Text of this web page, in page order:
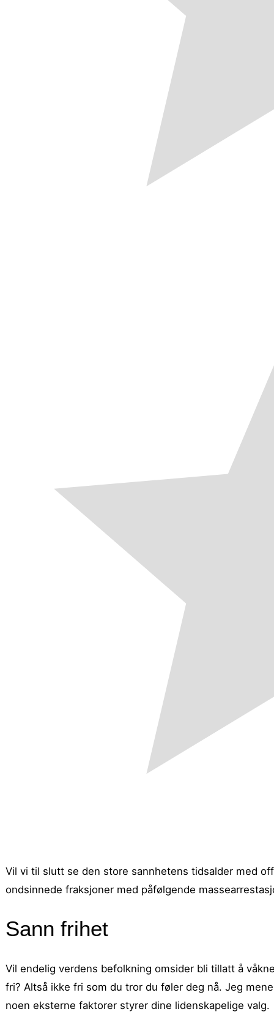
Vil vi til slutt se den store sannhetens tidsalder med
ondsinnede fraksjoner med påfølgende
Sann frihet
Vil endelig verdens befolkning omsider bli tillatt å
fri? Altså ikke fri som du tror du føler deg nå. Jeg
noen eksterne faktorer styrer dine lidenskapelige valg.